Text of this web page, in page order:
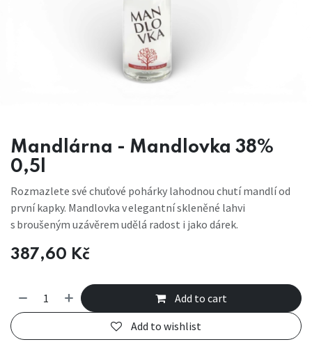
Mandlárna - Mandlovka 38%
0,5l
Rozmazlete své chuťové pohárky lahodnou chutí mandlí od
první kapky. Mandlovka v elegantní skleněné lahvi
s broušeným uzávěrem udělá radost i jako dárek.
387,60 Kč
Add to cart
Add to wishlist